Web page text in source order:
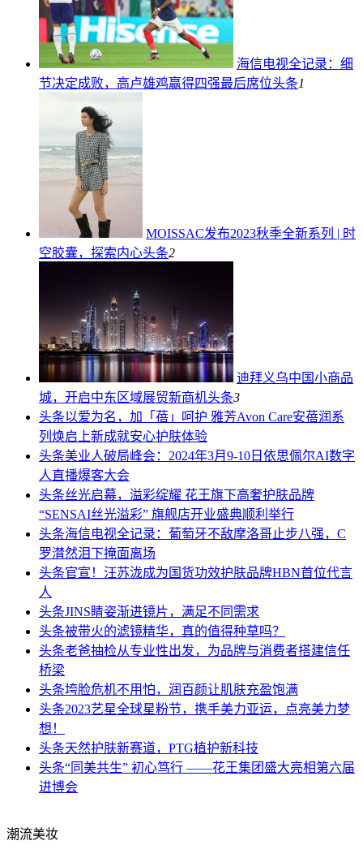
海信电视全记录：细
节决定成败，高卢雄鸡赢得四强最后席位头条1
MOISSAC发布2023秋季全新系列 | 时
空胶囊，探索内心头条2
迪拜义乌中国小商品
城，开启中东区域展贸新商机头条3
头条以爱为名，加「蓓」呵护 雅芳Avon Care安蓓润系
列焕启上新成就安心护肤体验
头条美业人破局峰会：2024年3月9-10日依思佩尔AI数字
人直播爆客大会
头条丝光启幕，溢彩绽耀 花王旗下高奢护肤品牌
“SENSAI丝光溢彩” 旗舰店开业盛典顺利举行
头条海信电视全记录：葡萄牙不敌摩洛哥止步八强，C
罗潸然泪下掩面离场
头条官宣！汪苏泷成为国货功效护肤品牌HBN首位代言
人
头条JINS睛姿渐进镜片，满足不同需求
头条被带火的滤镜精华，真的值得种草吗？
头条老爸抽检从专业性出发，为品牌与消费者搭建信任
桥梁
头条垮脸危机不用怕，润百颜让肌肤充盈饱满
头条2023艺星全球星粉节，携手美力亚运，点亮美力梦
想！
头条天然护肤新赛道，PTG植护新科技
头条“同美共生” 初心笃行 ——花王集团盛大亮相第六届
进博会
潮流美妆